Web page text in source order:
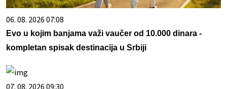
06. 08. 2026 07:08
Evo u kojim banjama važi vaučer od 10.000 dinara -
kompletan spisak destinacija u Srbiji
07. 08. 2026 09:30